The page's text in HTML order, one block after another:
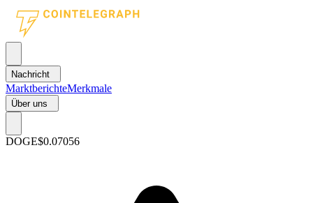
Nachricht
MarktberichteMerkmale
Über uns
DOGE$0.07056